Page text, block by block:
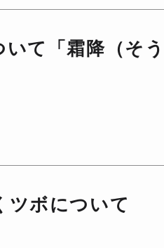
いて「霜降（そ
ツボについて